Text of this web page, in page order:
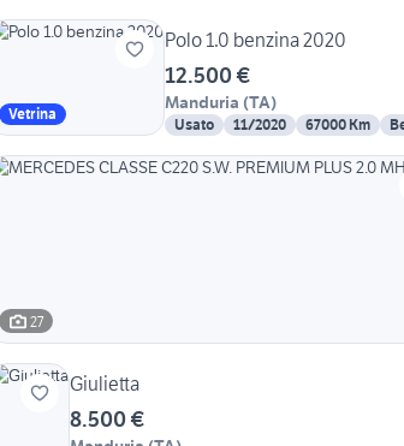
Vetrina
Polo 1.0 benzina 2020
12.500 €
Manduria (TA)
Usato 11/2020 67000 Km
27
Giulietta
8.500 €